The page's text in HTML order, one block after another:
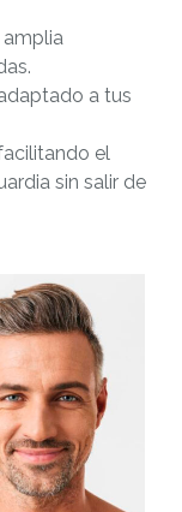
amplia
a tus
el
sin salir de